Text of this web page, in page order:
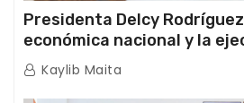
Presidenta Delcy
económica nacional y la
de emergencia post-sismos
Kaylib Maita